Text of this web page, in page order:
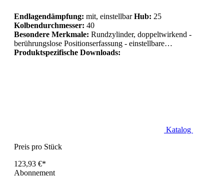
Endlagendämpfung: mit, einstellbarHub: 25
Kolbendurchmesser: 40
Besondere Merkmale: Rundzylinder, doppeltwirkend -
berührungslose Positionserfassung - einstellbare…
Produktspezifische Downloads:
Katalog
Preis pro Stück
123,93 €*
Abonnement